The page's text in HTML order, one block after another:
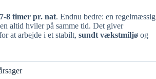
7-8 timer pr. nat. Endnu bedre: en regelmæssig
altid hviler på samme tid. Det giver
at arbejde i et stabilt, sundt vækstmiljø og